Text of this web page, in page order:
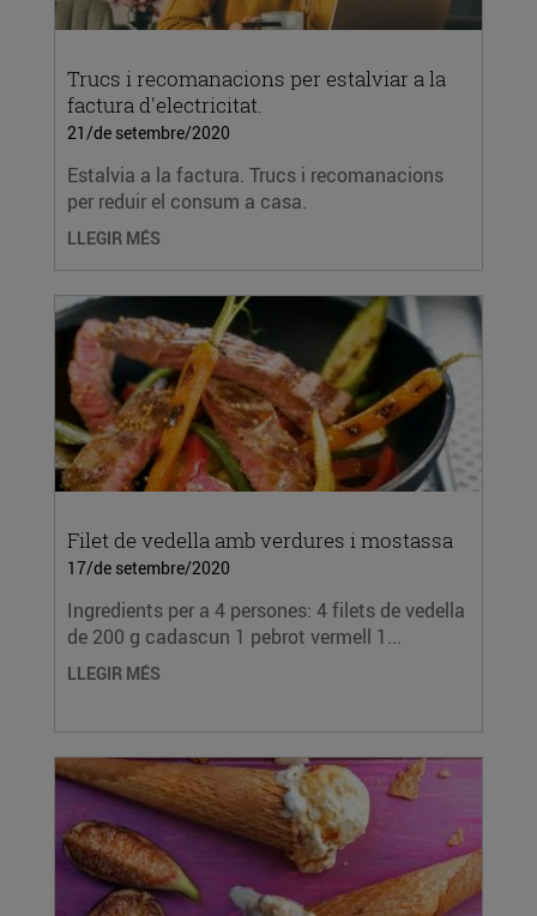
Trucs i recomanacions per estalviar a la
factura d'electricitat.
21/de setembre/2020
Estalvia a la factura. Trucs i recomanacions
per reduir el consum a casa.
LLEGIR MÉS
Filet de vedella amb verdures i mostassa
17/de setembre/2020
Ingredients per a 4 persones: 4 filets de vedella
de 200 g cadascun 1 pebrot vermell 1...
LLEGIR MÉS